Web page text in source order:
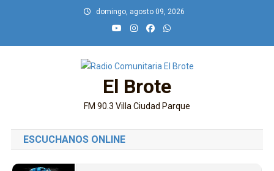
domingo, agosto 09, 2026
El Brote
FM 90.3 Villa Ciudad Parque
ESCUCHANOS ONLINE